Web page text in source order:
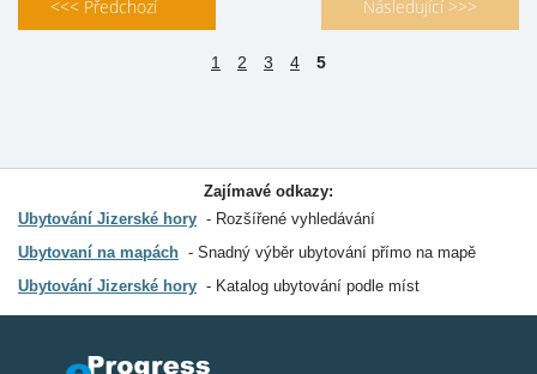
<<< Předchozí Následující >>>
1 2 3 4 5
Zajímavé odkazy:
Ubytování Jizerské hory
Rozšířené vyhledávání
Ubytovaní na mapách
Snadný výběr ubytování přímo na mapě
Ubytování Jizerské hory
Katalog ubytování podle míst